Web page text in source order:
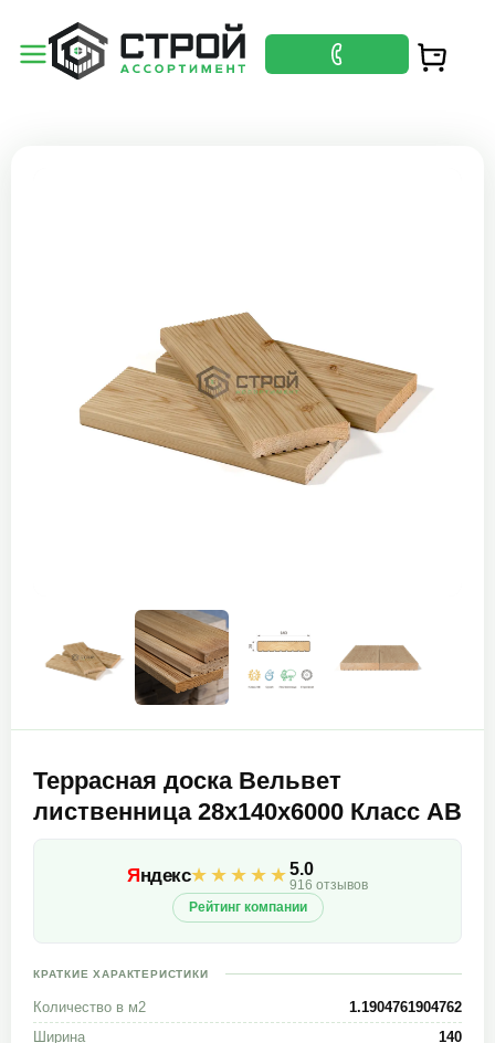
Террасная доска Вельвет
лиственница 28х140х6000 Класс АВ
Яндекс★★★★★5.0
916 отзывов
Рейтинг компании
КРАТКИЕ ХАРАКТЕРИСТИКИ
Количество в м2
1.1904761904762
Ширина
140